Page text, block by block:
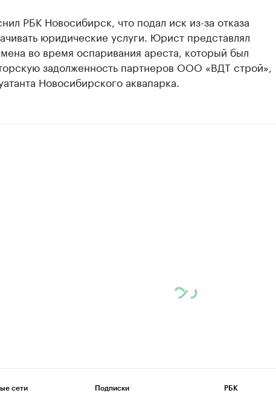
РБК Новосибирск, что подал иск из-за отказа
юридические услуги. Юрист представлял
во время оспаривания ареста, который был
задолженность партнеров ООО «ВДТ строй»,
Новосибирского аквапарка.
сети Подписки РБК